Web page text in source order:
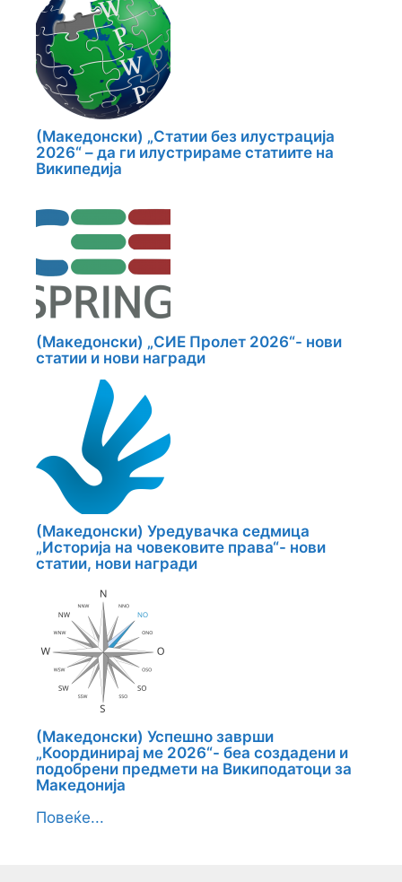
(Македонски) „Статии без илустрација
2026“ – да ги илустрираме статиите на
Википедија
(Македонски) „СИЕ Пролет 2026“- нови
статии и нови награди
(Македонски) Уредувачка седмица
„Историја на човековите права“- нови
статии, нови награди
(Македонски) Успешно заврши
„Координирај ме 2026“- беа создадени и
подобрени предмети на Википодатоци за
Македонија
Повеќе...